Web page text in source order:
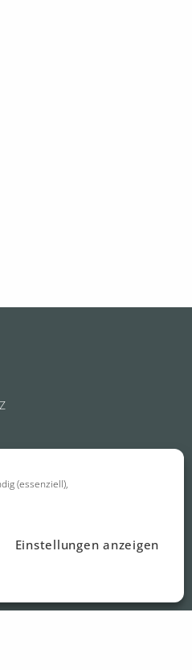
(essenziell),
Einstellungen anzeigen